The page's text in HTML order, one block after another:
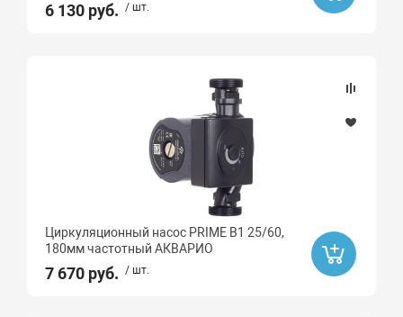
6 130 руб. / шт.
Циркуляционный насос PRIME B1 25/60,
180мм частотный АКВАРИО
7 670 руб. / шт.